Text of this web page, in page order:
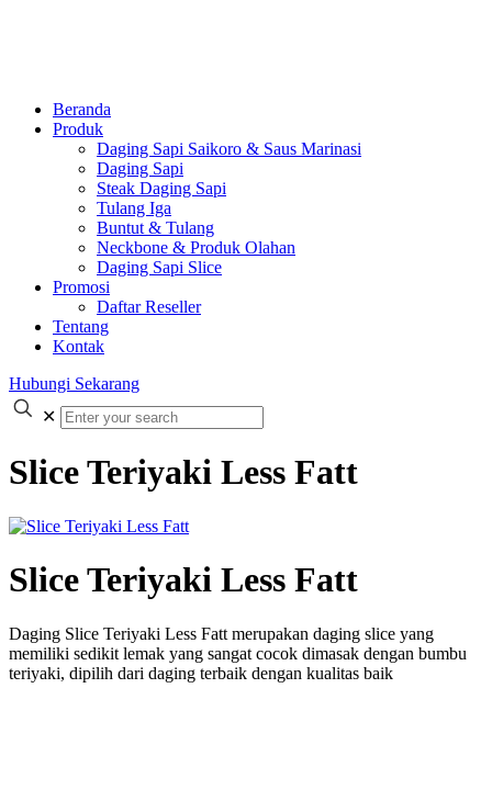
Beranda
Produk
Daging Sapi Saikoro & Saus Marinasi
Daging Sapi
Steak Daging Sapi
Tulang Iga
Buntut & Tulang
Neckbone & Produk Olahan
Daging Sapi Slice
Promosi
Daftar Reseller
Tentang
Kontak
Hubungi Sekarang
✕
Slice Teriyaki Less Fatt
Slice Teriyaki Less Fatt
Daging Slice Teriyaki Less Fatt merupakan daging slice yang
memiliki sedikit lemak yang sangat cocok dimasak dengan bumbu
teriyaki, dipilih dari daging terbaik dengan kualitas baik